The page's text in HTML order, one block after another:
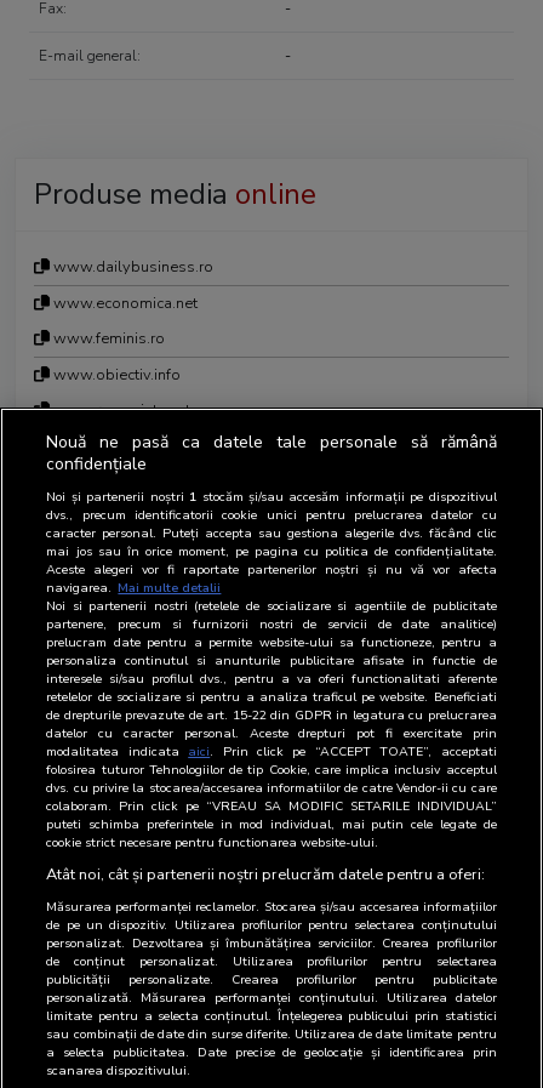
Fax: -
E-mail general: -
Produse media online
www.dailybusiness.ro
www.economica.net
www.feminis.ro
www.obiectiv.info
www.romaniatv.net
Persoane de contact în relația cu
BRAT
Reprezentanți Nume Functie Email Telefon
BRAT
Mihai-
Gabriel
Oprea
Art Director
Publicitate
031-
860.51.09
DI
Mihai-
Gabriel
Oprea
Art Director
Publicitate
031-
860.51.09
Nouă ne pasă ca datele tale personale să rămână
confidențiale
Noi și partenerii noștri 1 stocăm și/sau accesăm informații pe dispozitivul
dvs., precum identificatorii cookie unici pentru prelucrarea datelor cu
caracter personal. Puteți accepta sau gestiona alegerile dvs. făcând clic
mai jos sau în orice moment, pe pagina cu politica de confidențialitate.
Aceste alegeri vor fi raportate partenerilor noștri și nu vă vor afecta
navigarea. Mai multe detalii
Noi si partenerii nostri (retelele de socializare si agentiile de publicitate
partenere, precum si furnizorii nostri de servicii de date analitice)
prelucram date pentru a permite website-ului sa functioneze, pentru a
personaliza continutul si anunturile publicitare afisate in functie de
interesele si/sau profilul dvs., pentru a va oferi functionalitati aferente
retelelor de socializare si pentru a analiza traficul pe website. Beneficiati
de drepturile prevazute de art. 15-22 din GDPR in legatura cu prelucrarea
datelor cu caracter personal. Aceste drepturi pot fi exercitate prin
modalitatea indicata aici. Prin click pe “ACCEPT TOATE”, acceptati
folosirea tuturor Tehnologiilor de tip Cookie, care implica inclusiv acceptul
dvs. cu privire la stocarea/accesarea informatiilor de catre Vendor-ii cu care
colaboram. Prin click pe “VREAU SA MODIFIC SETARILE INDIVIDUAL”
puteti schimba preferintele in mod individual, mai putin cele legate de
cookie strict necesare pentru functionarea website-ului.
Atât noi, cât și partenerii noștri prelucrăm datele pentru a oferi:
Măsurarea performanței reclamelor. Stocarea și/sau accesarea informațiilor
de pe un dispozitiv. Utilizarea profilurilor pentru selectarea conținutului
personalizat. Dezvoltarea și îmbunătățirea serviciilor. Crearea profilurilor
de conținut personalizat. Utilizarea profilurilor pentru selectarea
publicității personalizate. Crearea profilurilor pentru publicitate
personalizată. Măsurarea performanței conținutului. Utilizarea datelor
limitate pentru a selecta conținutul. Înțelegerea publicului prin statistici
sau combinații de date din surse diferite. Utilizarea de date limitate pentru
a selecta publicitatea. Date precise de geolocație și identificarea prin
scanarea dispozitivului.